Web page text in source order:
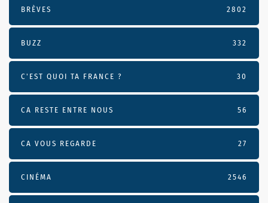
BRÈVES 2802
BUZZ 332
C'EST QUOI TA FRANCE ? 30
CA RESTE ENTRE NOUS 56
CA VOUS REGARDE 27
CINÉMA 2546